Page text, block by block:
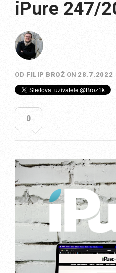
iPure 247/
OD FILIP BROŽ ON 28.7.2022
0